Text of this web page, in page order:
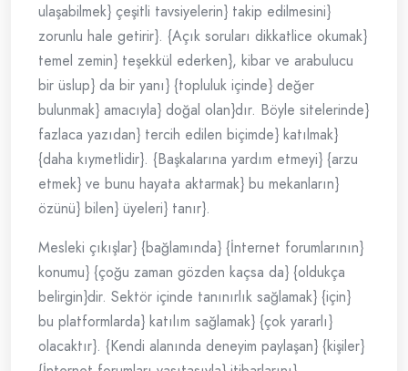
ulaşabilmek} çeşitli tavsiyelerin} takip edilmesini}
zorunlu hale getirir}. {Açık soruları dikkatlice okumak}
temel zemin} teşekkül ederken}, kibar ve arabulucu
bir üslup} da bir yanı} {topluluk içinde} değer
bulunmak} amacıyla} doğal olan}dır. Böyle sitelerinde}
fazlaca yazıdan} tercih edilen biçimde} katılmak}
{daha kıymetlidir}. {Başkalarına yardım etmeyi} {arzu
etmek} ve bunu hayata aktarmak} bu mekanların}
özünü} bilen} üyeleri} tanır}.
Mesleki çıkışlar} {bağlamında} {İnternet forumlarının}
konumu} {çoğu zaman gözden kaçsa da} {oldukça
belirgin}dir. Sektör içinde tanınırlık sağlamak} {için}
bu platformlarda} katılım sağlamak} {çok yararlı}
olacaktır}. {Kendi alanında deneyim paylaşan} {kişiler}